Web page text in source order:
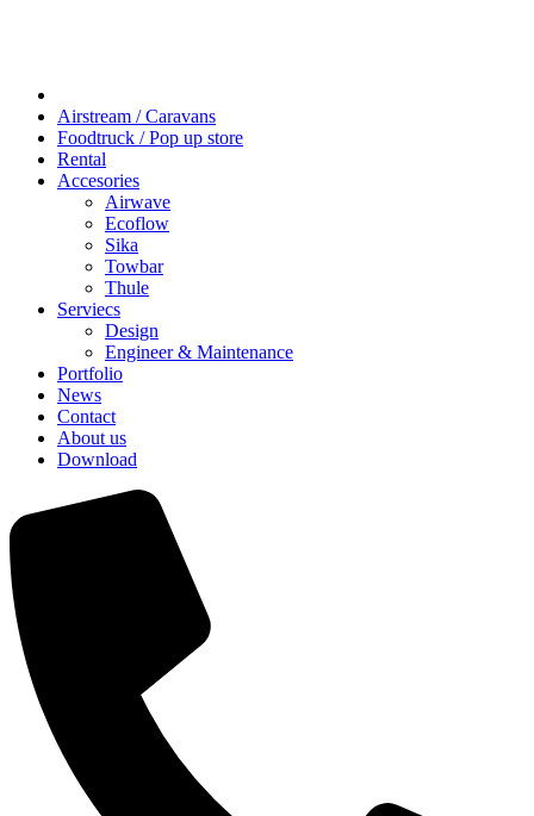
Airstream / Caravans
Foodtruck / Pop up store
Rental
Accesories
Airwave
Ecoflow
Sika
Towbar
Thule
Serviecs
Design
Engineer & Maintenance
Portfolio
News
Contact
About us
Download